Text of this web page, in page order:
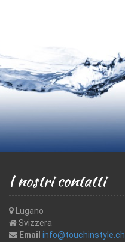
I nostri contatti
Lugano
Svizzera
Email info@touchinstyle.ch